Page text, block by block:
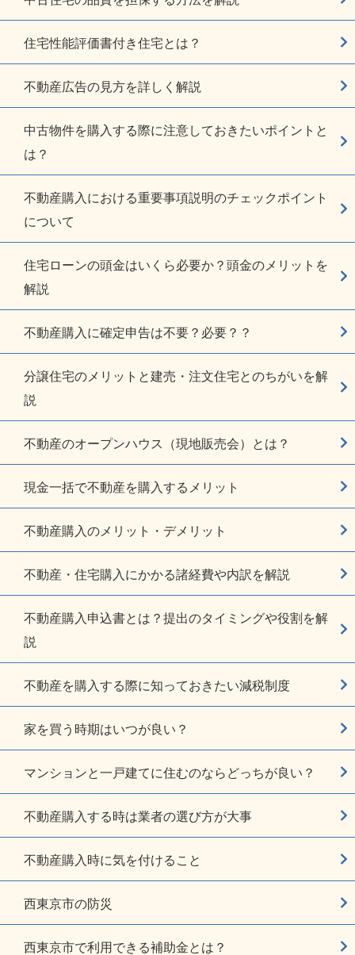
住宅性能評価書付き住宅とは？
不動産広告の見方を詳しく解説
中古物件を購入する際に注意しておきたいポイントと
は？
不動産購入における重要事項説明のチェックポイント
について
住宅ローンの頭金はいくら必要か？頭金のメリットを
解説
不動産購入に確定申告は不要？必要？？
分譲住宅のメリットと建売・注文住宅とのちがいを解
説
不動産のオープンハウス（現地販売会）とは？
現金一括で不動産を購入するメリット
不動産購入のメリット・デメリット
不動産・住宅購入にかかる諸経費や内訳を解説
不動産購入申込書とは？提出のタイミングや役割を解
説
不動産を購入する際に知っておきたい減税制度
家を買う時期はいつが良い？
マンションと一戸建てに住むのならどっちが良い？
不動産購入する時は業者の選び方が大事
不動産購入時に気を付けること
西東京市の防災
西東京市で利用できる補助金とは？